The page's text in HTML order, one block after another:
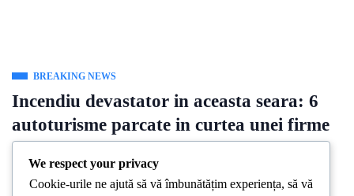
BREAKING NEWS
Incendiu devastator in aceasta seara: 6
autoturisme parcate in curtea unei firme
au luat foc la Sibiu
Stirea De Iasi November 24, 2024
We respect your privacy
Cookie-urile ne ajută să vă îmbunătățim experiența, să vă